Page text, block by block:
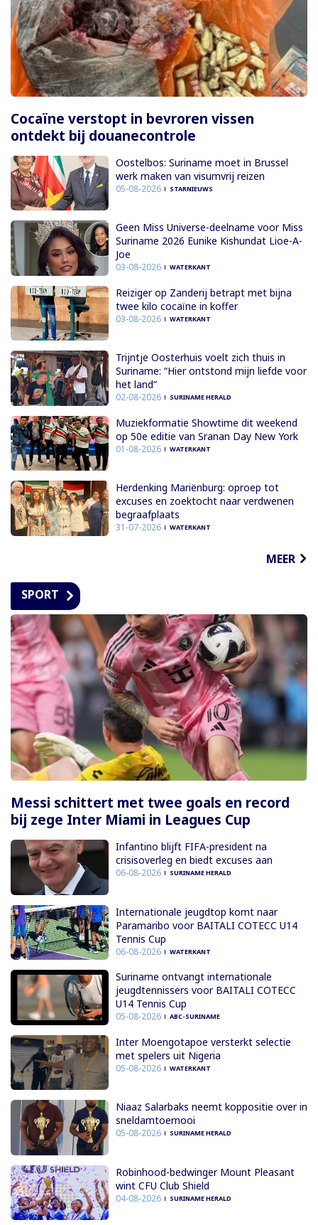
Cocaïne verstopt in bevroren vissen
ontdekt bij douanecontrole
Oostelbos: Suriname moet in Brussel
werk maken van visumvrij reizen
05-08-2026 STARNIEUWS
Geen Miss Universe-deelname voor Miss
Suriname 2026 Eunike Kishundat Lioe-A-
Joe
03-08-2026 WATERKANT
Reiziger op Zanderij betrapt met bijna
twee kilo cocaïne in koffer
03-08-2026 WATERKANT
Trijntje Oosterhuis voelt zich thuis in
Suriname: “Hier ontstond mijn liefde voor
het land”
02-08-2026 SURINAME HERALD
Muziekformatie Showtime dit weekend
op 50e editie van Sranan Day New York
01-08-2026 WATERKANT
Herdenking Mariënburg: oproep tot
excuses en zoektocht naar verdwenen
begraafplaats
31-07-2026 WATERKANT
MEER
SPORT
Messi schittert met twee goals en record
bij zege Inter Miami in Leagues Cup
Infantino blijft FIFA-president na
crisisoverleg en biedt excuses aan
06-08-2026 SURINAME HERALD
Internationale jeugdtop komt naar
Paramaribo voor BAITALI COTECC U14
Tennis Cup
06-08-2026 WATERKANT
Suriname ontvangt internationale
jeugdtennissers voor BAITALI COTECC
U14 Tennis Cup
05-08-2026 ABC-SURINAME
Inter Moengotapoe versterkt selectie
met spelers uit Nigeria
05-08-2026 WATERKANT
Niaaz Salarbaks neemt koppositie over in
sneldamtoernooi
05-08-2026 SURINAME HERALD
Robinhood-bedwinger Mount Pleasant
wint CFU Club Shield
04-08-2026 SURINAME HERALD